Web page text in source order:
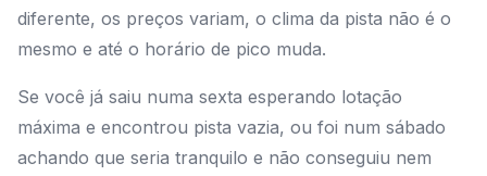
diferente, os preços variam, o clima da pista não é o
mesmo e até o horário de pico muda.
Se você já saiu numa sexta esperando lotação
máxima e encontrou pista vazia, ou foi num sábado
achando que seria tranquilo e não conseguiu nem